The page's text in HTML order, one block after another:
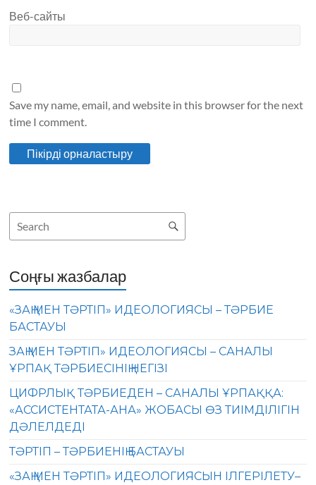
Веб-сайты
Save my name, email, and website in this browser for the next
time I comment.
Соңғы жазбалар
«ЗАҢ МЕН ТӘРТІП» ИДЕОЛОГИЯСЫ – ТӘРБИЕ
БАСТАУЫ
ЗАҢ МЕН ТӘРТІП» ИДЕОЛОГИЯСЫ – САНАЛЫ
ҰРПАҚ ТӘРБИЕСІНІҢ НЕГІЗІ
ЦИФРЛЫҚ ТӘРБИЕДЕН – САНАЛЫ ҰРПАҚҚА:
«АССИСТЕНТАТА-АНА» ЖОБАСЫ ӨЗ ТИІМДІЛІГІН
ДӘЛЕЛДЕДІ
ТӘРТІП – ТӘРБИЕНІҢ БАСТАУЫ
«ЗАҢ МЕН ТӘРТІП» ИДЕОЛОГИЯСЫН ІЛГЕРІЛЕТУ–